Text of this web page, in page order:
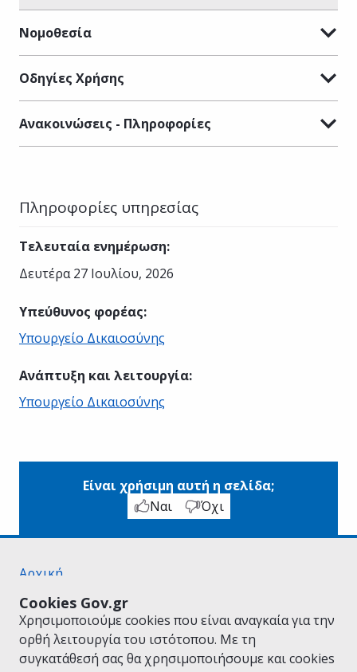
Cookies Gov.gr
Χρησιμοποιούμε cookies που είναι αναγκαία για την
ορθή λειτουργία του ιστότοπου. Με τη
συγκατάθεσή σας θα χρησιμοποιήσουμε και cookies
Νομοθεσία
Οδηγίες Χρήσης
Ανακοινώσεις - Πληροφορίες
Πληροφορίες υπηρεσίας
Τελευταία ενημέρωση:
Δευτέρα 27 Ιουλίου, 2026
Υπεύθυνος φορέας:
Υπουργείο Δικαιοσύνης
Ανάπτυξη και λειτουργία:
Υπουργείο Δικαιοσύνης
Είναι χρήσιμη αυτή η σελίδα;
Ναι
Όχι
Αρχική
Όροι Χρήσης
Πολιτική Απορρήτου
Δήλωση προσβασιμότητας